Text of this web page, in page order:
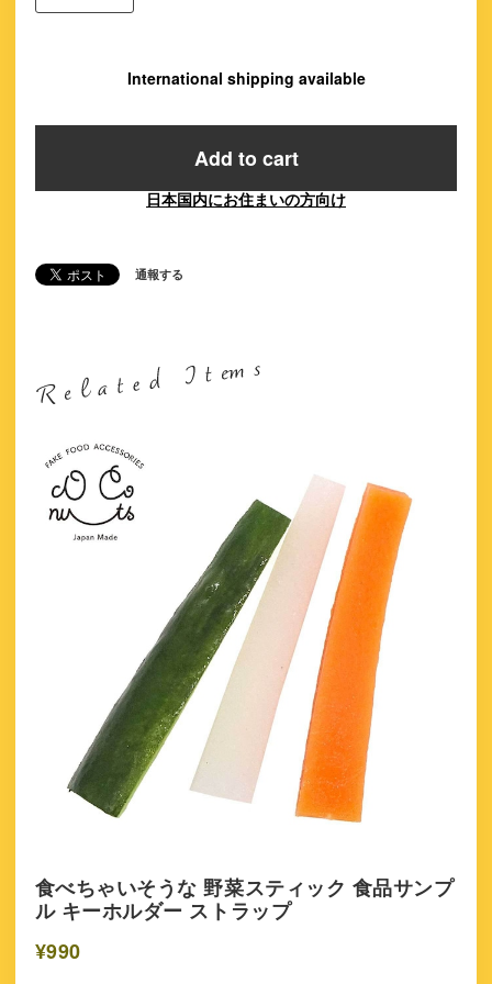
International shipping available
Add to cart
日本国内にお住まいの方向け
通報する
食べちゃいそうな 野菜スティック 食品サンプ
ル キーホルダー ストラップ
¥990